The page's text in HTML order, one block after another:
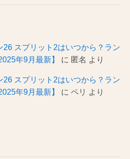
26 スプリット2はいつから？ラン
年9月最新】
に 匿名 より
スプリット2はいつから？ラン
年9月最新】
に ペリ より